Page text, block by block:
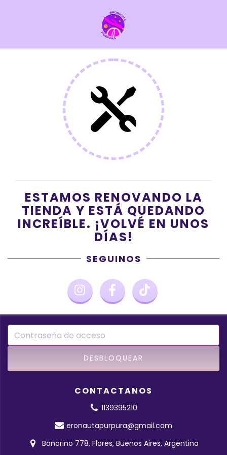
ESTAMOS RENOVANDO LA
TIENDA Y ESTÁ QUEDANDO
INCREÍBLE. ¡VOLVÉ EN UNOS
DÍAS!
SEGUINOS
CONTACTANOS
1139395210
eronautapurpura@gmail.com
Bonorino 778, Flores, Buenos Aires, Argentina